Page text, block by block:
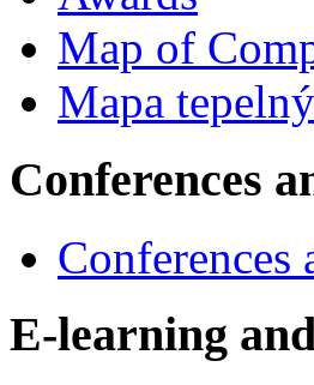
Map of
Mapa
Conferences
Conferences
E-learning